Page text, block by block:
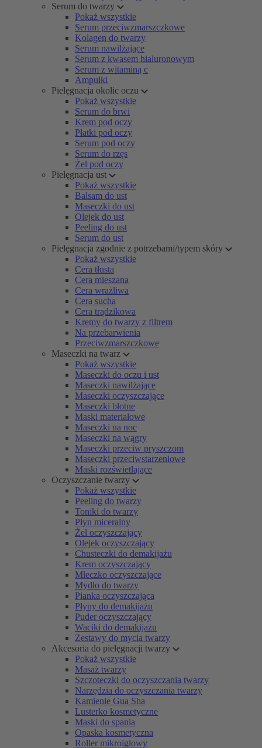
Serum do twarzy
Pokaż wszystkie
Serum przeciwzmarszczkowe
Kolagen do twarzy
Serum nawilżające
Serum z kwasem hialuronowym
Serum z witaminą c
Ampułki
Pielęgnacja okolic oczu
Pokaż wszystkie
Serum do brwi
Krem pod oczy
Płatki pod oczy
Serum pod oczy
Serum do rzęs
Żel pod oczy
Pielęgnacja ust
Pokaż wszystkie
Balsam do ust
Maseczki do ust
Olejek do ust
Peeling do ust
Serum do ust
Pielęgnacja zgodnie z potrzebami/typem skóry
Pokaż wszystkie
Cera tłusta
Cera mieszana
Cera wrażliwa
Cera sucha
Cera trądzikowa
Kremy do twarzy z filtrem
Na przebarwienia
Przeciwzmarszczkowe
Maseczki na twarz
Pokaż wszystkie
Maseczki do oczu i ust
Maseczki nawilżające
Maseczki oczyszczające
Maseczki błotne
Maski materiałowe
Maseczki na noc
Maseczki na wągry
Maseczki przeciw pryszczom
Maseczki przeciwstarzeniowe
Maski rozświetlające
Oczyszczanie twarzy
Pokaż wszystkie
Peeling do twarzy
Toniki do twarzy
Płyn miceralny
Żel oczyszczający
Olejek oczyszczający
Chusteczki do demakijażu
Krem oczyszczający
Mleczko oczyszczające
Mydło do twarzy
Pianka oczyszczająca
Płyny do demakijażu
Puder oczyszczający
Waciki do demakijażu
Zestawy do mycia twarzy
Akcesoria do pielęgnacji twarzy
Pokaż wszystkie
Masaż twarzy
Szczoteczki do oczyszczania twarzy
Narzędzia do oczyszczania twarzy
Kamienie Gua Sha
Lusterko kosmetyczne
Maski do spania
Opaska kosmetyczna
Roller mikroigłowy